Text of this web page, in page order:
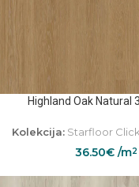
Highland Oak Natural
Kolekcija: Starfloor
36.50€ /m2